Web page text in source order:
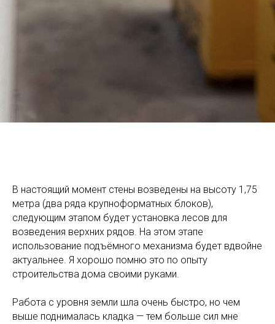
В настоящий момент стены возведены на высоту 1,75
метра (два ряда крупноформатных блоков),
следующим этапом будет установка лесов для
возведения верхних рядов. На этом этапе
использование подъёмного механизма будет вдвойне
актуальнее. Я хорошо помню это по опыту
строительства дома своими руками.
Работа с уровня земли шла очень быстро, но чем
выше поднималась кладка — тем больше сил мне